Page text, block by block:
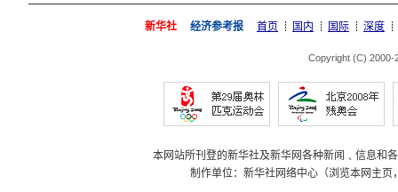
新华社 经济参考报 首页 国内 国际 深度
Copyright (C) 2000-
本网站所刊登的新华社及新华网各种新闻﹑信息和
制作单位：新华社网络中心（浏览本网主